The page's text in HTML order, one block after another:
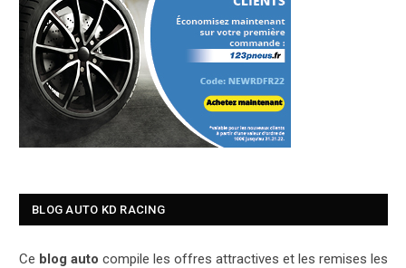
BLOG AUTO KD RACING
Ce blog auto compile les offres attractives et les remises les